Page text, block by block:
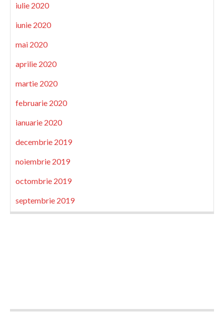
iulie 2020
iunie 2020
mai 2020
aprilie 2020
martie 2020
februarie 2020
ianuarie 2020
decembrie 2019
noiembrie 2019
octombrie 2019
septembrie 2019